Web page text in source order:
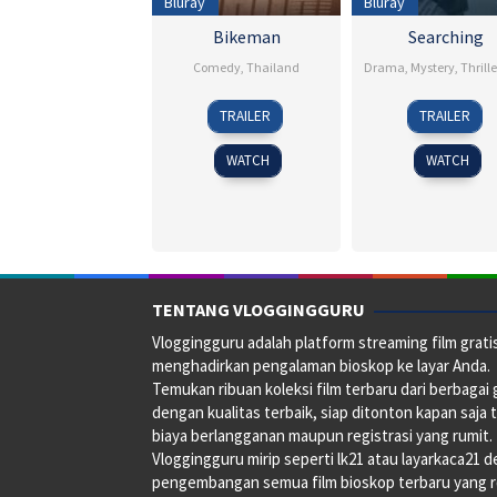
Bikeman
Comedy, Thailand
20
Sep
2018
Prueksa
Amaruji
TRAILER
WATCH
Searching
Drama, Mystery,
24
Aug
2018
Aneesh
TRAILER
WATCH
TENTANG VLOGGINGGURU
Vloggingguru adalah platform streaming film
menghadirkan pengalaman bioskop ke layar Anda.
Temukan ribuan koleksi film terbaru dari berbagai
dengan kualitas terbaik, siap ditonton kapan saja
biaya berlangganan maupun registrasi yang rumit.
Vloggingguru mirip seperti lk21 atau layarkaca21
pengembangan semua film bioskop terbaru yang